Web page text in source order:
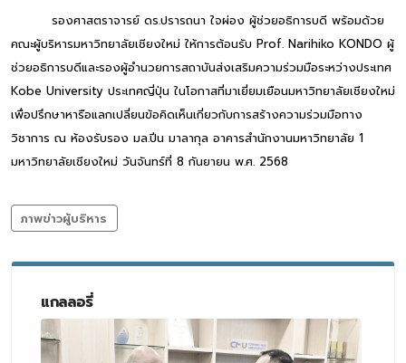
รองศาสตราจารย์ ดร.ปรารถนา ใจผ่อง ผู้ช่วยอธิการบดี พร้อมด้วย
คณะผู้บริหารมหาวิทยาลัยเชียงใหม่ ให้การต้อนรับ Prof. Narihiko KONDO ผู้
ช่วยอธิการบดีและรองผู้อำนวยการสถาบันส่งเสริมความร่วมมือระหว่างประเทศ
Kobe University ประเทศญี่ปุ่น ในโอกาสที่มาเยี่ยมเยือนมหาวิทยาลัยเชียงใหม่
เพื่อปรึกษาหารือแลกเปลี่ยนข้อคิดเห็นเกี่ยวกับการสร้างความร่วมมือทาง
วิชาการ ณ ห้องรับรอง มล.ปิ่น มาลากุล อาคารสำนักงานมหาวิทยาลัย 1
มหาวิทยาลัยเชียงใหม่ วันจันทร์ที่ 8 กันยายน พ.ศ. 2568
ภาพข่าวผู้บริหาร
แกลลอรี่